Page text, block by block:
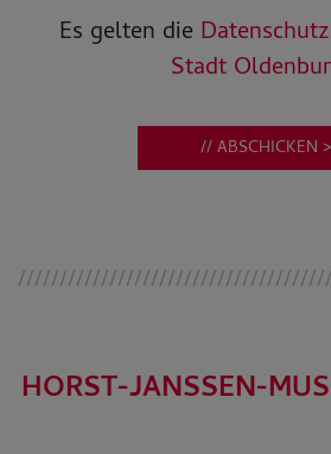
Es gelten die
Stadt
// ABSCHICKEN >
HORST-JANSSEN-